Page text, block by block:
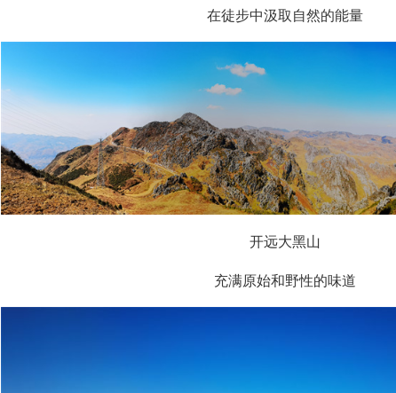
在徒步中汲取自然的能量
开远大黑山
充满原始和野性的味道